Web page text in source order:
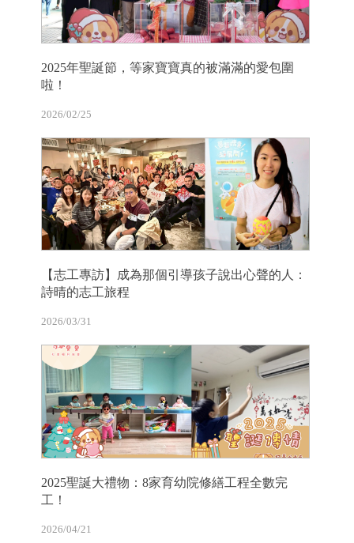
2025年聖誕節，等家寶寶真的被滿滿的愛包圍
啦！
2026/02/25
【志工專訪】成為那個引導孩子說出心聲的人：
詩晴的志工旅程
2026/03/31
2025聖誕大禮物：8家育幼院修繕工程全數完
工！
2026/04/21